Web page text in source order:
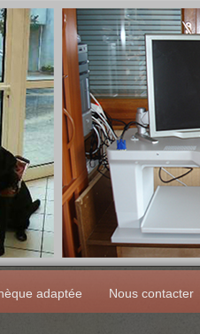
adaptée Nous contacter